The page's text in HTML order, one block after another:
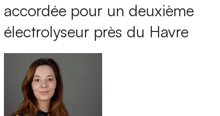
accordée pour un deuxième
électrolyseur près du Havre